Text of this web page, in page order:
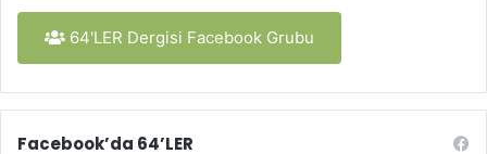
64'LER Dergisi Facebook Grubu
Facebook’da 64’LER